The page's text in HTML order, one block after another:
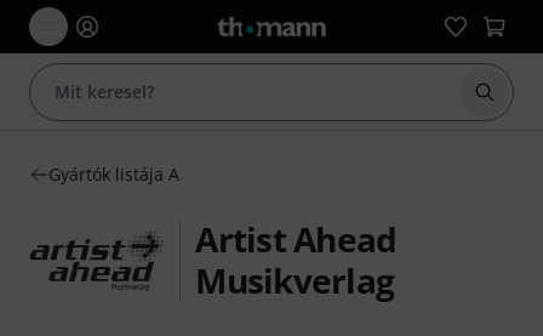
Gyártók listája A
Artist Ahead
Musikverlag